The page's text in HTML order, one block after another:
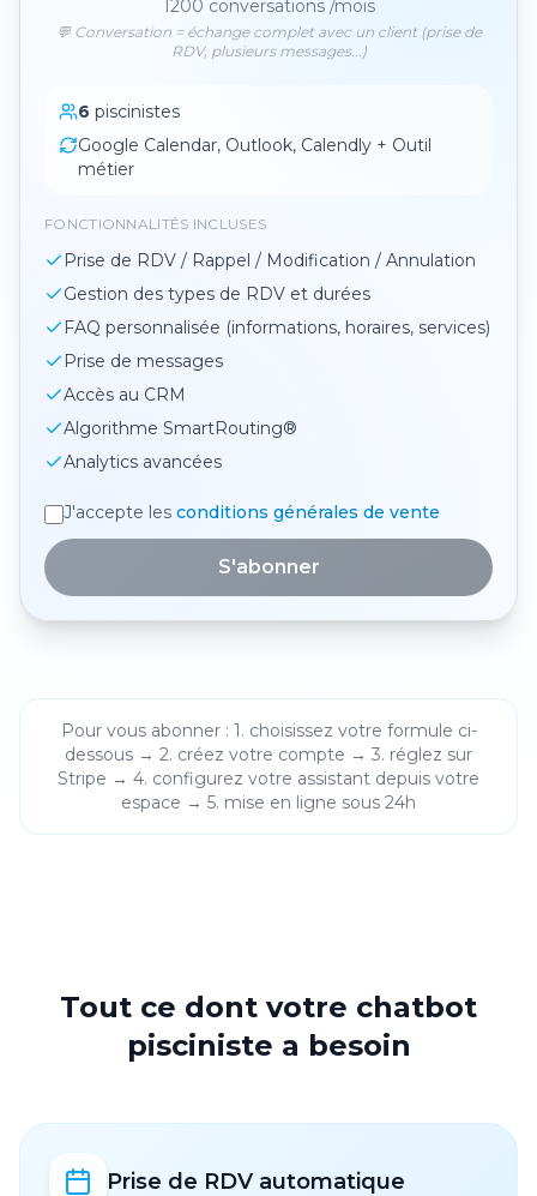
1200 conversations /mois
💬 Conversation = échange complet avec un client (prise de
RDV, plusieurs messages...)
6 piscinistes
Google Calendar, Outlook, Calendly + Outil
métier
FONCTIONNALITÉS INCLUSES
Prise de RDV / Rappel / Modification / Annulation
Gestion des types de RDV et durées
FAQ personnalisée (informations, horaires, services)
Prise de messages
Accès au CRM
Algorithme SmartRouting®
Analytics avancées
J'accepte les conditions générales de vente
S'abonner
Pour vous abonner : 1. choisissez votre formule ci-
dessous → 2. créez votre compte → 3. réglez sur
Stripe → 4. configurez votre assistant depuis votre
espace → 5. mise en ligne sous 24h
Tout ce dont votre chatbot
pisciniste a besoin
Prise de RDV automatique